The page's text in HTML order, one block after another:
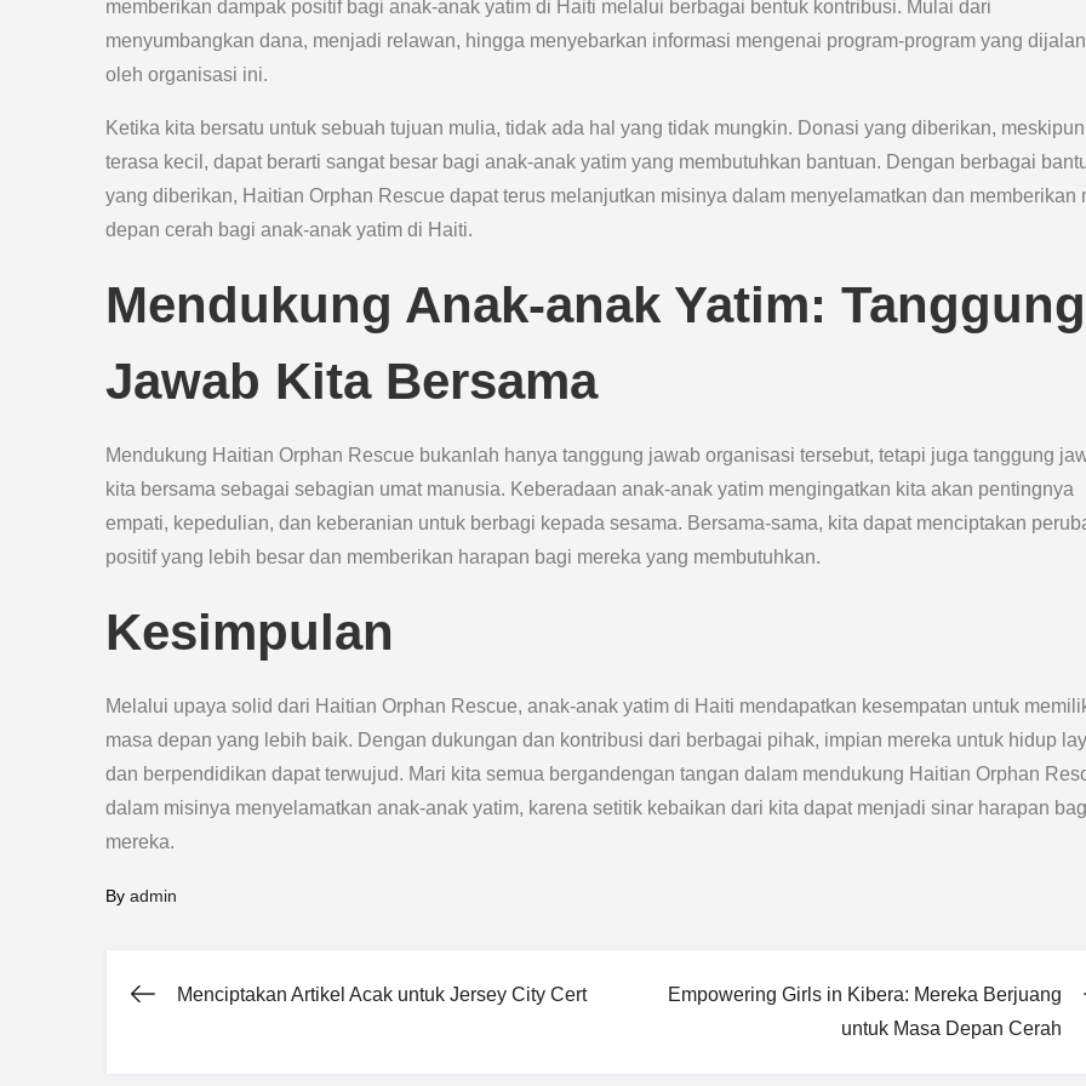
memberikan dampak positif bagi anak-anak yatim di Haiti melalui berbagai bentuk kontribusi. Mulai dari
menyumbangkan dana, menjadi relawan, hingga menyebarkan informasi mengenai program-program yang
oleh organisasi ini.
Ketika kita bersatu untuk sebuah tujuan mulia, tidak ada hal yang tidak mungkin. Donasi yang diberikan, meskipun
terasa kecil, dapat berarti sangat besar bagi anak-anak yatim yang membutuhkan bantuan. Dengan berbagai
yang diberikan, Haitian Orphan Rescue dapat terus melanjutkan misinya dalam menyelamatkan dan memberikan
depan cerah bagi anak-anak yatim di Haiti.
Mendukung Anak-anak Yatim: Tanggung
Jawab Kita Bersama
Mendukung Haitian Orphan Rescue bukanlah hanya tanggung jawab organisasi tersebut, tetapi juga tanggung
kita bersama sebagai sebagian umat manusia. Keberadaan anak-anak yatim mengingatkan kita akan pentingnya
empati, kepedulian, dan keberanian untuk berbagi kepada sesama. Bersama-sama, kita dapat menciptakan
positif yang lebih besar dan memberikan harapan bagi mereka yang membutuhkan.
Kesimpulan
Melalui upaya solid dari Haitian Orphan Rescue, anak-anak yatim di Haiti mendapatkan kesempatan untuk
masa depan yang lebih baik. Dengan dukungan dan kontribusi dari berbagai pihak, impian mereka untuk hidup
dan berpendidikan dapat terwujud. Mari kita semua bergandengan tangan dalam mendukung Haitian Orphan
dalam misinya menyelamatkan anak-anak yatim, karena setitik kebaikan dari kita dapat menjadi sinar harapan
mereka.
By admin
Post
Menciptakan Artikel Acak untuk Jersey City Cert
Empowering Girls in Kibera: Mereka Berjuang
untuk Masa Depan Cerah